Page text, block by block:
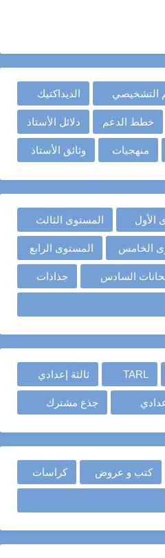
التشخيصي الديداكتيك
خطط الدعم دلائل الأستاذ
منهجيات وثائق الأستاذ
الأول المستوى الثالث
الخامس المستوى الرابع
السادس جذاذات
TARL ثالثة إعدادي
جذع مشترك
كتب و عروض كراسات